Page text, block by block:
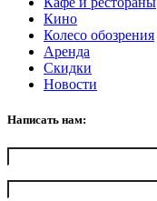
Кино
Колесо обозрения
Аренда
Скидки
Новости
Написать нам: